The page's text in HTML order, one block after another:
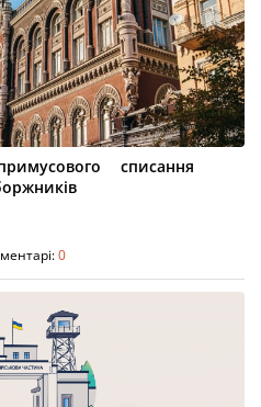
списання
0